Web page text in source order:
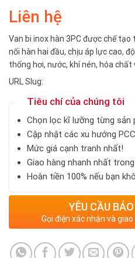
Liên hệ
Van bi inox hàn 3PC được chế
nối hàn hai đầu, chịu áp lực cao,
thống hơi, nước, khí nén, hóa
URL Slug:
Tiêu chí của chúng tôi
Chọn lọc kĩ lưỡng từng sản
Cập nhật các xu hướng
Mức giá cạnh tranh nhất!
Giao hàng nhanh nhất
Hoàn tiền 100% nếu bạn
YÊU CẦU
Gọi điện xác nhận và